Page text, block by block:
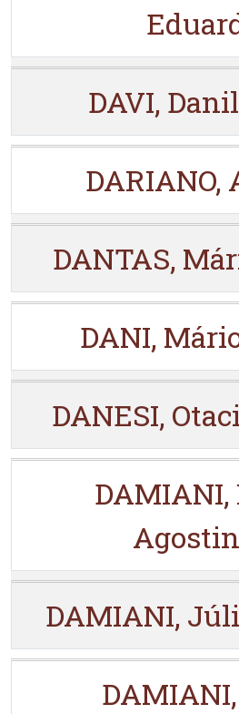
DAVI,
DANTAS,
DANI,
DANESI,
DAMIANI,
DAMIANI,